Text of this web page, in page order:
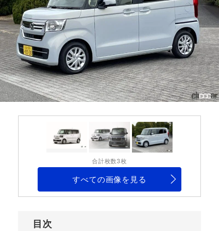
合計枚数3枚
すべての画像を見る
目次